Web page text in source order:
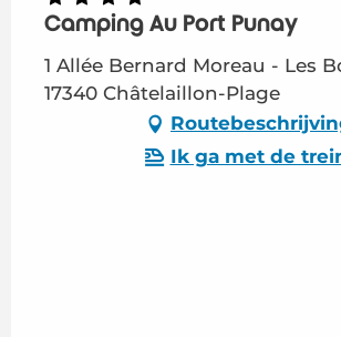
Camping Au Port Punay
1 Allée Bernard Moreau - Les
17340 Châtelaillon-Plage
Ik ga met de